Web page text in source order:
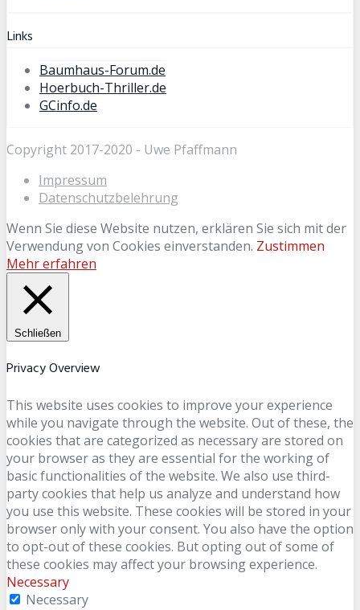
Links
Baumhaus-Forum.de
Hoerbuch-Thriller.de
GCinfo.de
Copyright 2017-2020 - Uwe Pfaffmann
Impressum
Datenschutzbelehrung
Wenn Sie diese Website nutzen, erklären Sie sich mit der
Verwendung von Cookies einverstanden. Zustimmen
Mehr erfahren
Schließen
Privacy Overview
This website uses cookies to improve your experience
while you navigate through the website. Out of these, the
cookies that are categorized as necessary are stored on
your browser as they are essential for the working of
basic functionalities of the website. We also use third-
party cookies that help us analyze and understand how
you use this website. These cookies will be stored in your
browser only with your consent. You also have the option
to opt-out of these cookies. But opting out of some of
these cookies may affect your browsing experience.
Necessary
Necessary